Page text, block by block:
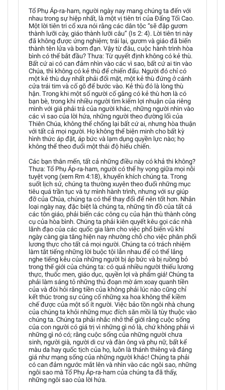
Tổ Phụ Áp-ra-ham, người ngày nay mang chúng ta đến với
nhau trong sự hiệp nhất, là một vị tiên tri của Đấng Tối Cao.
Một lời tiên tri cổ xưa nói rằng các dân tộc “sẽ đập gươm
thành lưỡi cày, giáo thành lưỡi câu” (Is 2: 4). Lời tiên tri này
đã không được ứng nghiệm; trái lại, gươm và giáo đã biến
thành tên lửa và bom đạn. Vậy từ đâu, cuộc hành trình hòa
bình có thể bắt đầu? Thưa: Từ quyết định không có kẻ thù.
Bất cứ ai có can đảm nhìn vào các vì sao, bất cứ ai tin vào
Chúa, thì không có kẻ thù để chiến đấu. Người đó chỉ có
một kẻ thù duy nhất phải đối mặt, một kẻ thù đứng ở cánh
cửa trái tim và cố gõ để bước vào. Kẻ thù đó là lòng thù
hận. Trong khi một số người cố gắng có kẻ thù hơn là có
bạn bè, trong khi nhiều người tìm kiếm lợi nhuận của riêng
mình với giá phải trả của người khác, những người nhìn vào
các vì sao của lời hứa, những người theo đường lối của
Thiên Chúa, không thể chống lại bất cứ ai, nhưng hòa thuận
với tất cả mọi người. Họ không thể biện minh cho bất kỳ
hình thức áp đặt, áp bức và lạm dụng quyền lực nào; họ
không thể theo đuổi một thái độ hiếu chiến.
Các bạn thân mến, tất cả những điều này có khả thi không?
Thưa: Tổ Phụ Áp-ra-ham, người có thể hy vọng giữa mọi nỗi
tuyệt vọng (xem Rm 4:18), khuyến khích chúng ta. Trong
suốt lịch sử, chúng ta thường xuyên theo đuổi những mục
tiêu quá trần tục và tự mình hành trình, nhưng với sự giúp
đỡ của Chúa, chúng ta có thể thay đổi để nên tốt hơn. Nhân
loại ngày nay, đặc biệt là chúng ta, những tín đồ của tất cả
các tôn giáo, phải biến các công cụ của hận thù thành công
cụ của hòa bình. Chúng ta phải kiên quyết kêu gọi các nhà
lãnh đạo của các quốc gia làm cho việc phổ biến vũ khí
ngày càng gia tăng hiện nay nhường chỗ cho việc phân phối
lương thực cho tất cả mọi người. Chúng ta có trách nhiệm
làm tắt tiếng những lời buộc tội lẫn nhau để có thể lắng
nghe tiếng kêu của những người bị áp bức và bị ruồng bỏ
trong thế giới của chúng ta: có quá nhiều người thiếu lương
thực, thuốc men, giáo dục, quyền lợi và phẩm giá! Chúng ta
phải làm sáng tỏ những thủ đoạn mờ ám xoay quanh tiền
của và đòi hỏi rằng tiền của không phải lúc nào cũng chỉ
kết thúc trong sự củng cố những xa hoa không thể kiềm
chế được của một số ít người. Việc bảo tồn ngôi nhà chung
của chúng ta khỏi những mục đích săn mồi là tùy thuộc vào
chúng ta. Chúng ta phải nhắc nhở thế giới rằng cuộc sống
của con người có giá trị vì những gì nó là, chứ không phải vì
những gì nó có; rằng cuộc sống của những người chưa
sinh, người già, người di cư và đàn ông và phụ nữ, bất kể
màu da hay quốc tịch của họ, luôn là thánh thiêng và đáng
giá như mạng sống của những người khác! Chúng ta phải
có can đảm ngước mắt lên và nhìn vào các ngôi sao, những
ngôi sao mà Tổ Phụ Áp-ra-ham của chúng ta đã thấy,
những ngôi sao của lời hứa.